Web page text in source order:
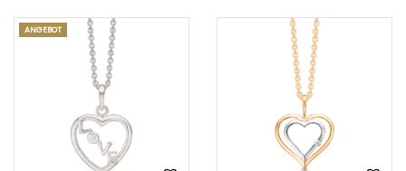
ANGEBOT